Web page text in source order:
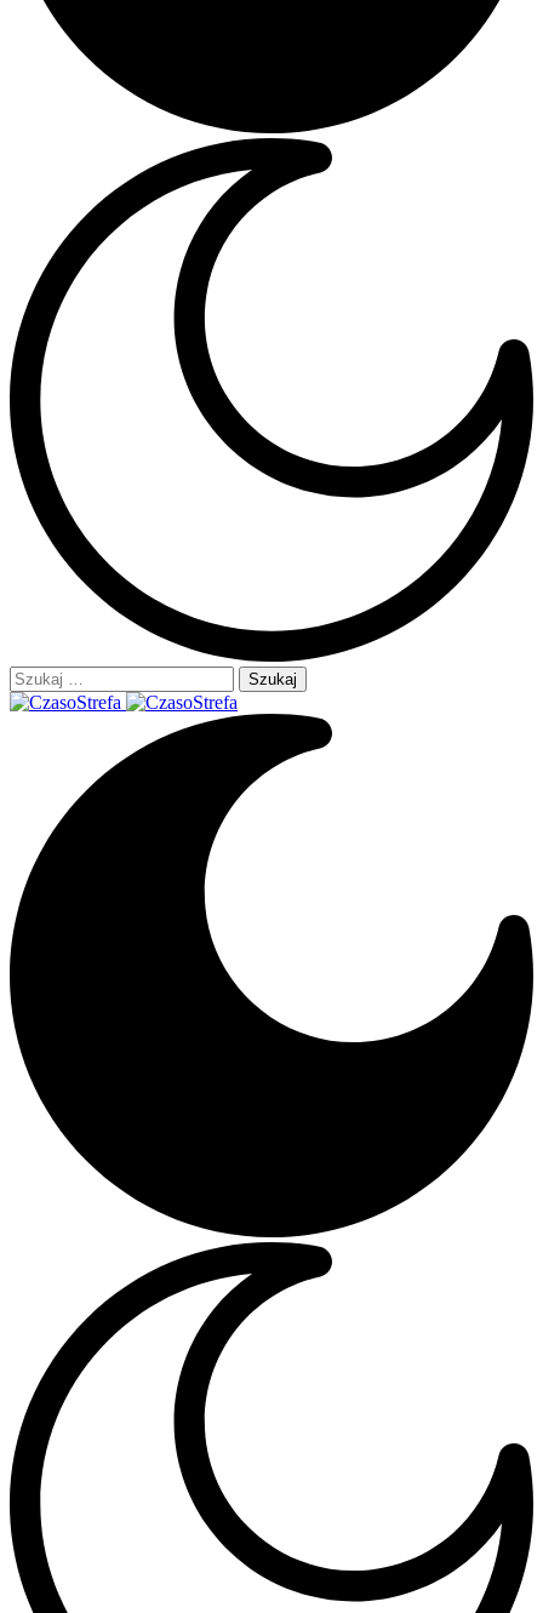
Szukaj: